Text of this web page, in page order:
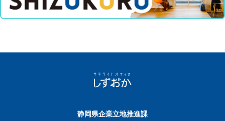
静岡県企業立地推進課